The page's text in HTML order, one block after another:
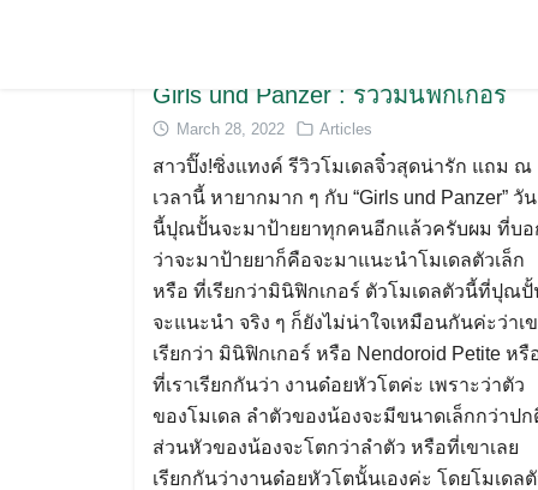
Girls und Panzer : รีวิวมินิฟิกเกอร์
March 28, 2022 Articles
สาวปิ๊ง!ซิ่งแทงค์ รีวิวโมเดลจิ๋วสุดน่ารัก แถม ณ
เวลานี้ หายากมาก ๆ กับ “Girls und Panzer” วัน
นี้ปุณปั้นจะมาป้ายยาทุกคนอีกแล้วครับผม ที่บอ
ว่าจะมาป้ายยาก็คือจะมาแนะนำโมเดลตัวเล็ก
หรือ ที่เรียกว่ามินิฟิกเกอร์ ตัวโมเดลตัวนี้ที่ปุณปั้
จะแนะนำ จริง ๆ ก็ยังไม่น่าใจเหมือนกันค่ะว่าเ
เรียกว่า มินิฟิกเกอร์ หรือ Nendoroid Petite หรื
ที่เราเรียกกันว่า งานด๋อยหัวโตค่ะ เพราะว่าตัว
ของโมเดล ลำตัวของน้องจะมีขนาดเล็กกว่าปก
ส่วนหัวของน้องจะโตกว่าลำตัว หรือที่เขาเลย
เรียกกันว่างานด๋อยหัวโตนั้นเองค่ะ โดยโมเดล